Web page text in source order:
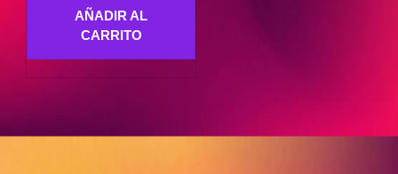
original
era:
AÑADIR AL
CARRITO